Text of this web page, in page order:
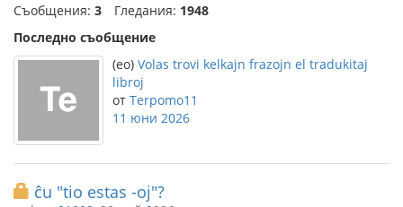
Съобщения: 3 Гледания: 1948
Последно съобщение
(eo) Volas trovi kelkajn frazojn el tradukitaj
libroj
от Terpomo11
11 юни 2026
ĉu "tio estas -oj"?